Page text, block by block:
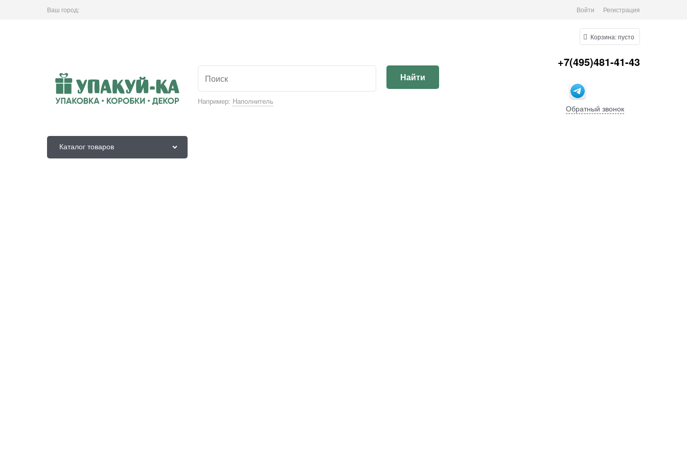
Ваш город: Войти Регистрация
Например: Наполнитель
Найти
Корзина:пусто
+7(495)481-41-43
Обратный звонок
Каталог товаров